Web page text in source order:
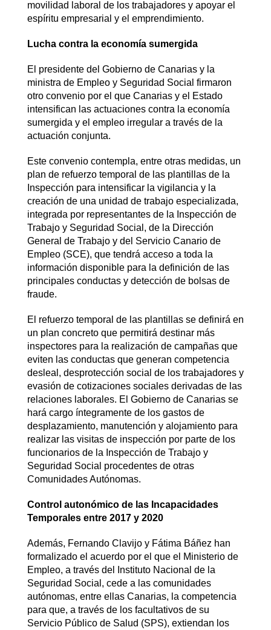
movilidad laboral de los trabajadores y apoyar el
espíritu empresarial y el emprendimiento.
Lucha contra la economía sumergida
El presidente del Gobierno de Canarias y la
ministra de Empleo y Seguridad Social firmaron
otro convenio por el que Canarias y el Estado
intensifican las actuaciones contra la economía
sumergida y el empleo irregular a través de la
actuación conjunta.
Este convenio contempla, entre otras medidas, un
plan de refuerzo temporal de las plantillas de la
Inspección para intensificar la vigilancia y la
creación de una unidad de trabajo especializada,
integrada por representantes de la Inspección de
Trabajo y Seguridad Social, de la Dirección
General de Trabajo y del Servicio Canario de
Empleo (SCE), que tendrá acceso a toda la
información disponible para la definición de las
principales conductas y detección de bolsas de
fraude.
El refuerzo temporal de las plantillas se definirá en
un plan concreto que permitirá destinar más
inspectores para la realización de campañas que
eviten las conductas que generan competencia
desleal, desprotección social de los trabajadores y
evasión de cotizaciones sociales derivadas de las
relaciones laborales. El Gobierno de Canarias se
hará cargo íntegramente de los gastos de
desplazamiento, manutención y alojamiento para
realizar las visitas de inspección por parte de los
funcionarios de la Inspección de Trabajo y
Seguridad Social procedentes de otras
Comunidades Autónomas.
Control autonómico de las Incapacidades
Temporales entre 2017 y 2020
Además, Fernando Clavijo y Fátima Báñez han
formalizado el acuerdo por el que el Ministerio de
Empleo, a través del Instituto Nacional de la
Seguridad Social, cede a las comunidades
autónomas, entre ellas Canarias, la competencia
para que, a través de los facultativos de su
Servicio Público de Salud (SPS), extiendan los